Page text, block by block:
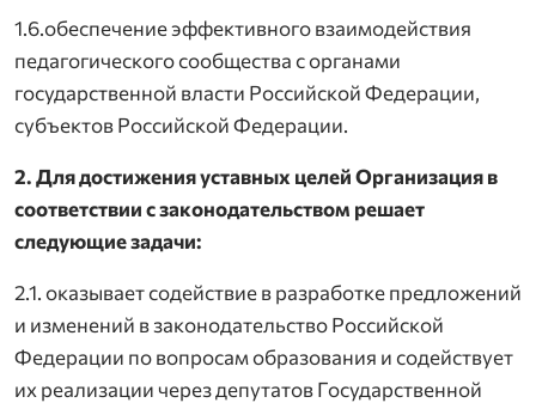
1.6.обеспечение эффективного взаимодействия
педагогического сообщества с органами
государственной власти Российской Федерации,
субъектов Российской Федерации.
2. Для достижения уставных целей Организация в
соответствии с законодательством решает
следующие задачи:
2.1. оказывает содействие в разработке предложений
и изменений в законодательство Российской
Федерации по вопросам образования и содействует
их реализации через депутатов Государственной